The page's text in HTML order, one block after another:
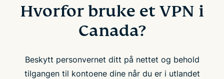
Hvorfor bruke et VPN i
Canada?
Beskytt personvernet ditt på nettet og behold
tilgangen til kontoene dine når du er i utlandet